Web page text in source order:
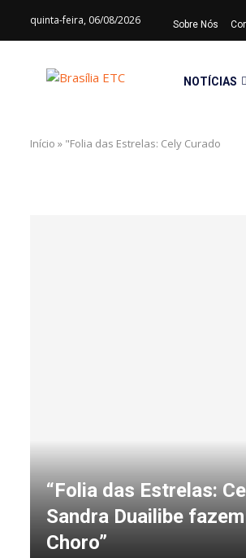
quinta-feira, 06/08/2026 Sobre Nós
NOTÍCIAS
Início » "Folia das Estrelas: Cely Curado
“Folia das Estrelas:
Sandra Duailibe
Choro”